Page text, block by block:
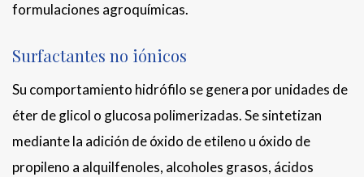
formulaciones agroquímicas.
Surfactantes no iónicos
Su comportamiento hidrófilo se genera por unidades de
éter de glicol o glucosa polimerizadas. Se sintetizan
mediante la adición de óxido de etileno u óxido de
propileno a alquilfenoles, alcoholes grasos, ácidos